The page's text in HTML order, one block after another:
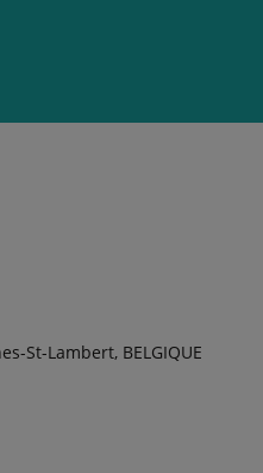
St-Lambert, BELGIQUE